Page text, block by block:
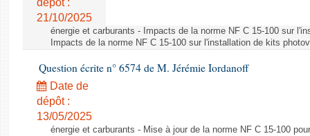
dépôt :
21/10/2025
énergie et carburants - Impacts de la norme NF C 15-100 sur
Impacts de la norme NF C 15-100 sur l'installation de kits
Question écrite n° 6574 de M. Jérémie Iordanoff
Date de
dépôt :
13/05/2025
énergie et carburants - Mise à jour de la norme NF C 15-100